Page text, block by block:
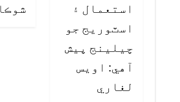
استعمال ۽
اسٽوريج جو
چيلينج پيش
آهي: اويس
لغاري